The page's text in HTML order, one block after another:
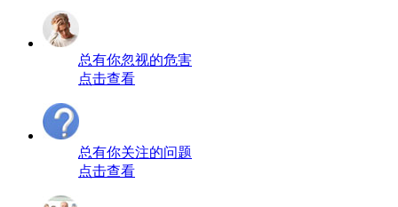
总有你忽视的危害
点击查看
总有你关注的问题
点击查看